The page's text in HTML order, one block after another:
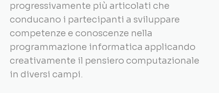
progressivamente più articolati che
conducano i partecipanti a sviluppare
competenze e conoscenze nella
programmazione informatica applicando
creativamente il pensiero computazionale
in diversi campi.